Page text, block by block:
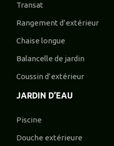
Transat
Rangement d’extérieur
Chaise longue
Balancelle de jardin
Coussin d’extérieur
JARDIN D’EAU
Piscine
Douche extérieure